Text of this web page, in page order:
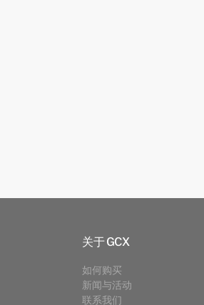
关于 GCX
如何购买
新闻与活动
联系我们